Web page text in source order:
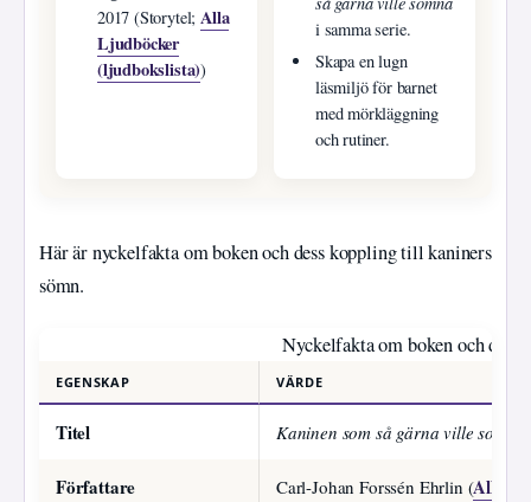
2017 (Storytel;Alla
Ljudböcker
(ljudbokslista))
i samma serie.
Skapa en lugn
läsmiljö för barnet
med mörkläggning
och rutiner.
Här är nyckelfakta om boken och dess koppling till kaniners
sömn.
Nyckelfakta om boken och
EGENSKAP VÄRDE
Titel Kaninen som så gärna ville somna
Författare Carl-Johan Forssén Ehrlin (Alla